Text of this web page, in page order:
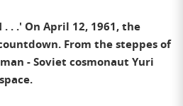
. . .' On April 12, 1961, the
From the steppes of
- Soviet cosmonaut Yuri